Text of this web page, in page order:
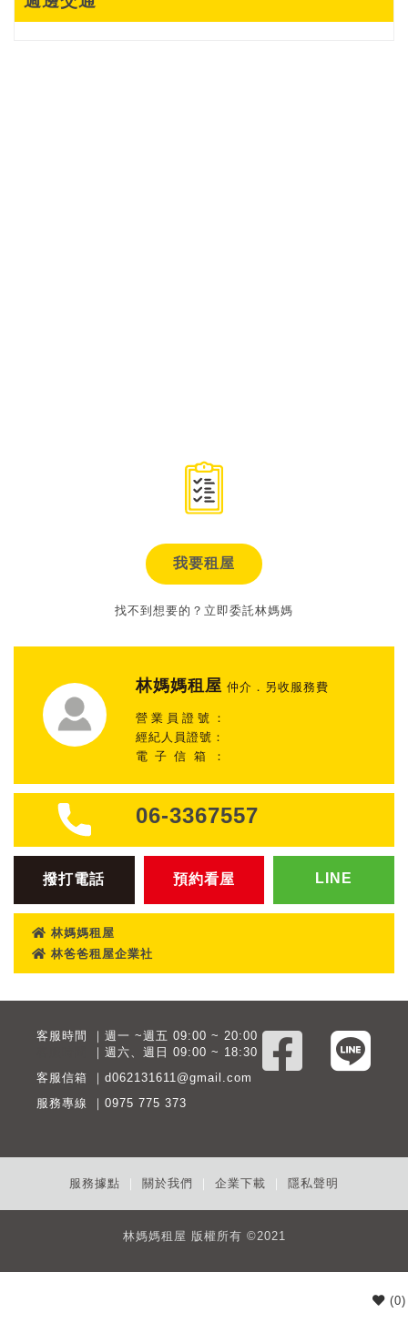
(0)
我要租屋
找不到想要的？立即委託林媽媽
林媽媽租屋 仲介．另收服務費
營業員證號：
經紀人員證號：
電子信箱：
06-3367557
撥打電話 預約看屋 LINE
林媽媽租屋
林爸爸租屋企業社
客服時間 ｜週一 ~週五 09:00 ~ 20:00
｜週六、週日 09:00 ~ 18:30
客服信箱 ｜d062131611@gmail.com
服務專線 ｜0975 775 373
服務據點 關於我們 企業下載 隱私聲明
林媽媽租屋 版權所有 ©2021